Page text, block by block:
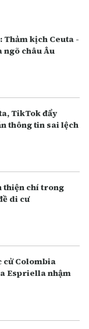
Thảm kịch Ceuta -
ngõ châu Âu
TikTok đẩy
thông tin sai lệch
thiện chí trong
di cư
cử Colombia
Espriella nhậm